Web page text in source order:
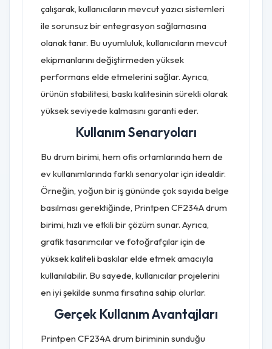
çalışarak, kullanıcıların mevcut yazıcı sistemleri
ile sorunsuz bir entegrasyon sağlamasına
olanak tanır. Bu uyumluluk, kullanıcıların mevcut
ekipmanlarını değiştirmeden yüksek
performans elde etmelerini sağlar. Ayrıca,
ürünün stabilitesi, baskı kalitesinin sürekli olarak
yüksek seviyede kalmasını garanti eder.
Kullanım Senaryoları
Bu drum birimi, hem ofis ortamlarında hem de
ev kullanımlarında farklı senaryolar için idealdir.
Örneğin, yoğun bir iş gününde çok sayıda belge
basılması gerektiğinde, Printpen CF234A drum
birimi, hızlı ve etkili bir çözüm sunar. Ayrıca,
grafik tasarımcılar ve fotoğrafçılar için de
yüksek kaliteli baskılar elde etmek amacıyla
kullanılabilir. Bu sayede, kullanıcılar projelerini
en iyi şekilde sunma fırsatına sahip olurlar.
Gerçek Kullanım Avantajları
Printpen CF234A drum biriminin sunduğu